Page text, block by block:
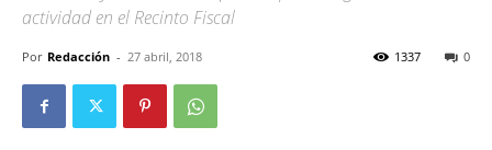
actividad en el Recinto Fiscal
Por Redacción - 27 abril, 2018 0
1337